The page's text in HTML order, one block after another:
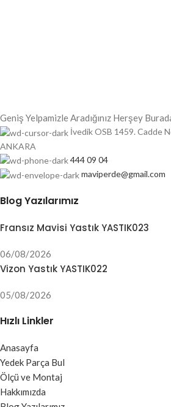
Geniş Yelpamizle Aradığınız Herşey
İvedik OSB 1459. Cadde
ANKARA
444 09 04
maviperde@gmail.com
Blog Yazılarımız
Fransız Mavisi Yastık YASTIK023
06/08/2026
Vizon Yastık YASTIK022
05/08/2026
Hızlı Linkler
Anasayfa
Yedek Parça Bul
Ölçü ve Montaj
Hakkımızda